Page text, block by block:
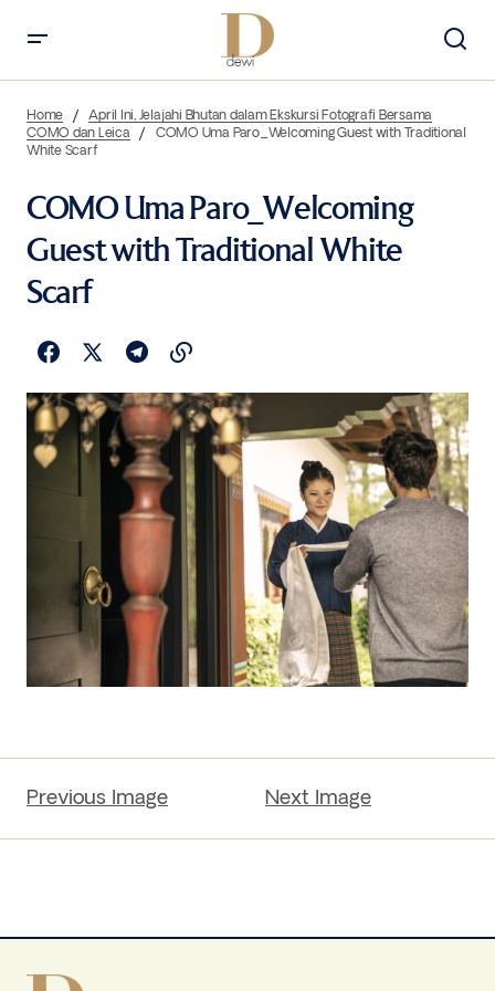
Home
April Ini, Jelajahi Bhutan dalam Ekskursi Fotografi Bersama
COMO dan Leica
COMO Uma Paro_Welcoming Guest with Traditional
White Scarf
COMO Uma Paro_Welcoming
Guest with Traditional White
Scarf
Previous Image Next Image